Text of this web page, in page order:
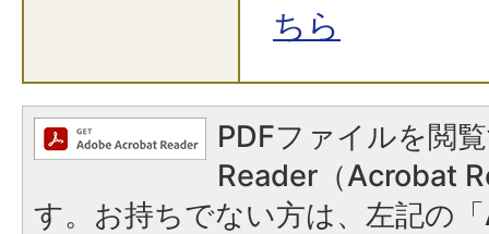
ちら
PDFファイルを閲
Reader（Acrobat
す。お持ちでない方は、左記の